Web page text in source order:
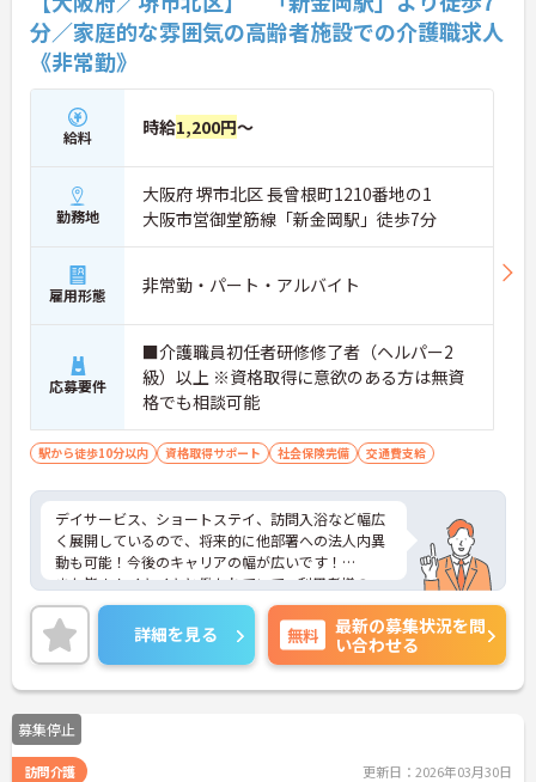
分／家庭的な雰囲気の高齢者施設での介護職求人
《非常勤》
給料 時給1,200円～
勤務地
大阪府 堺市北区 長曾根町1210番地の1
大阪市営御堂筋線「新金岡駅」徒歩7分
雇用形態 非常勤・パート・アルバイト
応募要件
■介護職員初任者研修修了者（ヘルパー2
級）以上 ※資格取得に意欲のある方は無資
格でも相談可能
駅から徒歩10分以内 資格取得サポート 社会保険完備 交通費支給
デイサービス、ショートステイ、訪問入浴など幅広
く展開しているので、将来的に他部署への法人内異
動も可能！今後のキャリアの幅が広いです！
また皆さんイキイキと働かれていて、利用者様の
方々も明るくとても良い雰囲気の施設です。
ご興味をお持ちの方は是非お問い合わせくださいま
せ！
詳細を見る 無料
最新の募集状況を問
い合わせる
募集停止
訪問介護 更新日：2026年03月30日